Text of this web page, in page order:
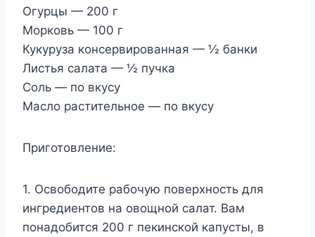
Огурцы — 200 г
Морковь — 100 г
Кукуруза консервированная — ½ банки
Листья салата — ½ пучка
Соль — по вкусу
Масло растительное — по вкусу
Приготовление:
1. Освободите рабочую поверхность для
ингредиентов на овощной салат. Вам
понадобится 200 г пекинской капусты, в